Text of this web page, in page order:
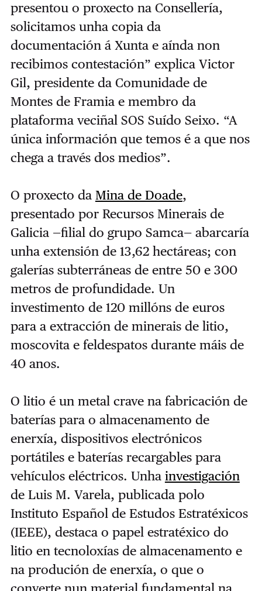
presentou o proxecto na Consellería,
solicitamos unha copia da
documentación á Xunta e aínda non
recibimos contestación” explica Victor
Gil, presidente da Comunidade de
Montes de Framia e membro da
plataforma veciñal SOS Suído Seixo. “A
única información que temos é a que nos
chega a través dos medios”.
O proxecto da Mina de Doade,
presentado por Recursos Minerais de
Galicia —filial do grupo Samca— abarcaría
unha extensión de 13,62 hectáreas; con
galerías subterráneas de entre 50 e 300
metros de profundidade. Un
investimento de 120 millóns de euros
para a extracción de minerais de litio,
moscovita e feldespatos durante máis de
40 anos.
O litio é un metal crave na fabricación de
baterías para o almacenamento de
enerxía, dispositivos electrónicos
portátiles e baterías recargables para
vehículos eléctricos. Unha investigación
de Luis M. Varela, publicada polo
Instituto Español de Estudos Estratéxicos
(IEEE), destaca o papel estratéxico do
litio en tecnoloxías de almacenamento e
na produción de enerxía, o que o
converte nun material fundamental na